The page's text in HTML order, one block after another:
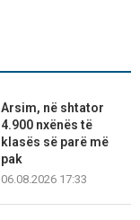
Arsim, në shtator
4.900 nxënës të
klasës së parë më
pak
06.08.2026 17:33